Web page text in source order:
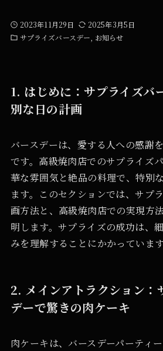
2023年11月29日
2025年3月5日
サプライズバースデー お知らせ
1. はじめに：サプライズバ
別な日の計画
バースデーは、愛する人への感謝
です。高級焼肉店でのサプライズ
華な雰囲気と絶品の料理で、特別
ます。このセクションでは、サプ
画方法と、高級焼肉店での実現方
明します。サプライズの成功は、
みを理解することにかかっています
2. メインアトラクション：
デーで驚きの肉ケーキ
肉ケーキは、バースデーパーティ